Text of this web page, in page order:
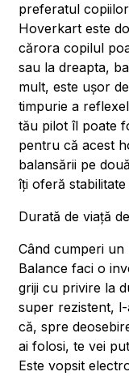
preferatul
Hoverkart este
cărora copilul
sau la dreapta,
mult, este ușor
timpurie a
tău pilot îl poate
pentru că acest
balansării pe
îți oferă stabilitate
Durată de viață
Când cumperi
Balance faci o
griji cu privire la
super rezistent,
că, spre
ai folosi, te vei
Este vopsit